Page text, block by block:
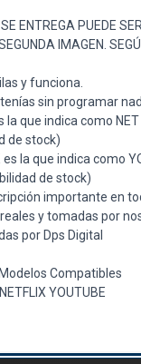
ENTREGA PUEDE
IMAGEN.
y funciona.
sin programar
la que indica como
de stock)
es la que indica como
de stock)
importante en
y tomadas por
por Dps Digital
Compatibles
YOUTUBE